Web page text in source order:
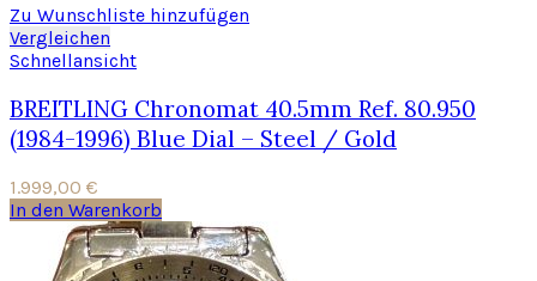
Zu Wunschliste hinzufügen
Vergleichen
Schnellansicht
BREITLING Chronomat 40.5mm Ref. 80.950
(1984-1996) Blue Dial – Steel / Gold
1.999,00 €
In den Warenkorb